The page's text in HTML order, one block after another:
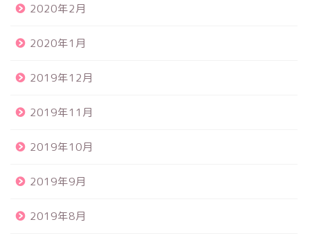
2020年2月
2020年1月
2019年12月
2019年11月
2019年10月
2019年9月
2019年8月